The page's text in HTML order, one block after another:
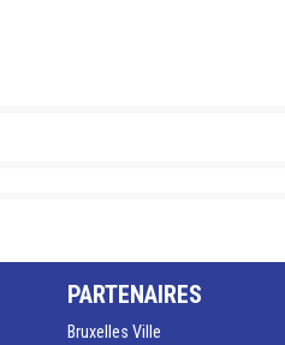
PARTENAIRES
Bruxelles Ville